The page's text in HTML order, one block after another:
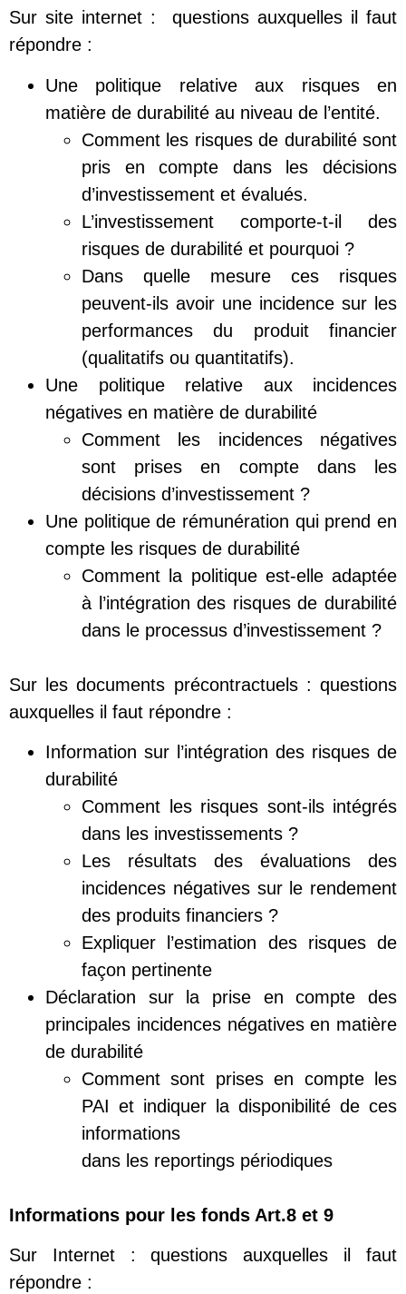
Sur site internet : questions auxquelles il faut
répondre :
Une politique relative aux risques en
matière de durabilité au niveau de l’entité.
Comment les risques de durabilité sont
pris en compte dans les décisions
d’investissement et évalués.
L’investissement comporte-t-il des
risques de durabilité et pourquoi ?
Dans quelle mesure ces risques
peuvent-ils avoir une incidence sur les
performances du produit financier
(qualitatifs ou quantitatifs).
Une politique relative aux incidences
négatives en matière de durabilité
Comment les incidences négatives
sont prises en compte dans les
décisions d’investissement ?
Une politique de rémunération qui prend en
compte les risques de durabilité
Comment la politique est-elle adaptée
à l’intégration des risques de durabilité
dans le processus d’investissement ?
Sur les documents précontractuels : questions
auxquelles il faut répondre :
Information sur l’intégration des risques de
durabilité
Comment les risques sont-ils intégrés
dans les investissements ?
Les résultats des évaluations des
incidences négatives sur le rendement
des produits financiers ?
Expliquer l’estimation des risques de
façon pertinente
Déclaration sur la prise en compte des
principales incidences négatives en matière
de durabilité
Comment sont prises en compte les
PAI et indiquer la disponibilité de ces
informations
dans les reportings périodiques
Informations pour les fonds Art.8 et 9
Sur Internet : questions auxquelles il faut
répondre :